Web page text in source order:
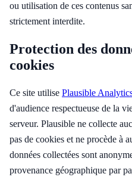
ou utilisation de ces contenus
strictement interdite.
Protection des
cookies
Ce site utilise Plausible
d'audience respectueuse de la
serveur. Plausible ne collecte
pas de cookies et ne procède à
données collectées sont
provenance géographique par